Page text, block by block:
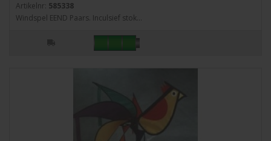
Artikelnr: 585338
Windspel EEND Paars. Inculsief stok...